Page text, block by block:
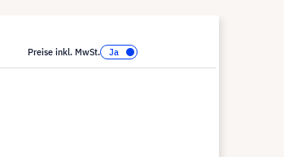
Preise inkl. MwSt.